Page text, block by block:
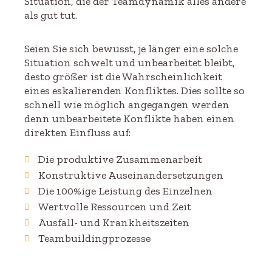
als gut tut.
Seien Sie sich bewusst, je länger eine solche
Situation schwelt und unbearbeitet bleibt,
desto größer ist die Wahrscheinlichkeit
eines eskalierenden Konfliktes. Dies sollte so
schnell wie möglich angegangen werden
denn unbearbeitete Konflikte haben einen
direkten Einfluss auf:
Die produktive Zusammenarbeit
Konstruktive Auseinandersetzungen
Die 100%ige Leistung des Einzelnen
Wertvolle Ressourcen und Zeit
Ausfall- und Krankheitszeiten
Teambuildingprozesse